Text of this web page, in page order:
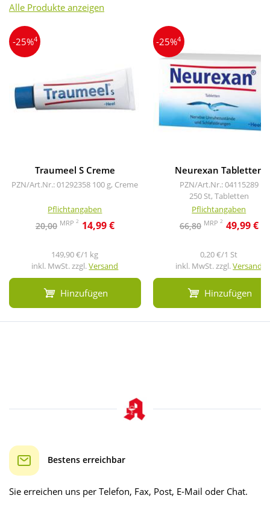
Alle Produkte anzeigen
-25%4
Traumeel S Creme
PZN/Art.Nr.: 01292358 100 g, Creme
Pflichtangaben
20,00 MRP 2 14,99 €
149,90 €/1 kg
inkl. MwSt. zzgl.Versand
Hinzufügen
-25%4
Neurexan Tabletten
PZN/Art.Nr.: 04115289
250 St, Tabletten
Pflichtangaben
66,80 MRP 2 49,99 €
0,20 €/1 St
inkl. MwSt. zzgl.Versand
Hinzufügen
Bestens erreichbar
Sie erreichen uns per Telefon, Fax, Post, E-Mail oder Chat.